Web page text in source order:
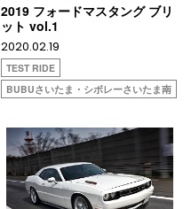
2019 フォードマスタング ブリ
ット vol.1
2020.02.19
TEST RIDE
BUBUさいたま・シボレーさいたま南